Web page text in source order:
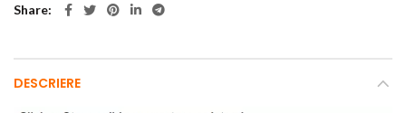
Share
DESCRIERE